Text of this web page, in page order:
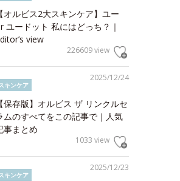
【オルビス2大スキンケア】ユー
ユードット 私にはどっち？｜
view
226609 view
2025/12/24
キンケア
【保存版】オルビス ザ リンクルセ
ムのすべてをこの記事で｜人気
事まとめ
1033 view
2025/12/23
キンケア